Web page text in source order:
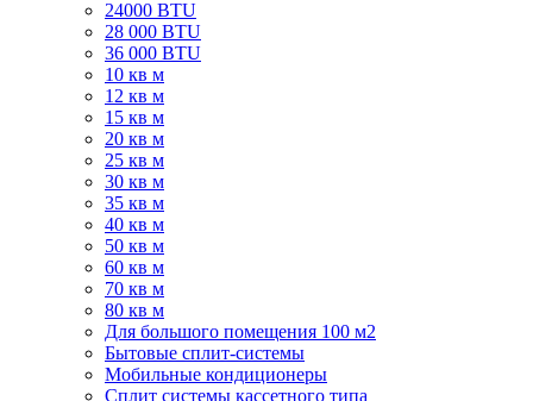
24000 BTU
28 000 BTU
36 000 BTU
10 кв м
12 кв м
15 кв м
20 кв м
25 кв м
30 кв м
35 кв м
40 кв м
50 кв м
60 кв м
70 кв м
80 кв м
Для большого помещения 100 м2
Бытовые сплит-системы
Мобильные кондиционеры
Сплит системы кассетного типа